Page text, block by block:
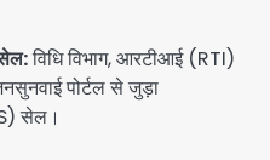
विधि विभाग, आरटीआई (RTI)
पोर्टल से जुड़ा
सेल।